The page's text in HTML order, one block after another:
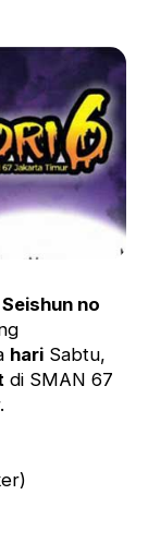
no
hari Sabtu,
di SMAN 67